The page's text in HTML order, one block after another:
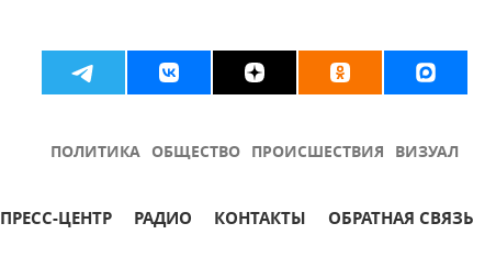
ПОЛИТИКА ОБЩЕСТВО ПРОИСШЕСТВИЯ ВИЗУАЛ
ПРЕСС-ЦЕНТР РАДИО КОНТАКТЫ ОБРАТНАЯ СВЯЗЬ